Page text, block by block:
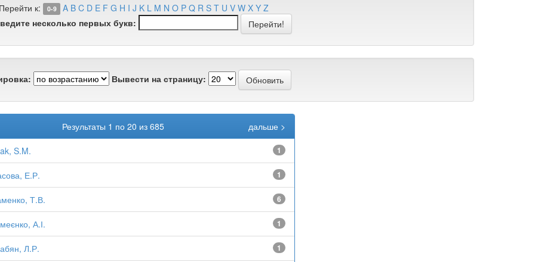
Перейти к: 0-9 A B C D E F G H I J K L M N O P Q R S T U V W X Y Z
несколько первых букв:
Вывести на страницу:
Результаты 1 по 20 из 685 дальше >
S.M. 1
Е.Р. 1
Т.В. 6
А.І. 1
Л.Р. 1